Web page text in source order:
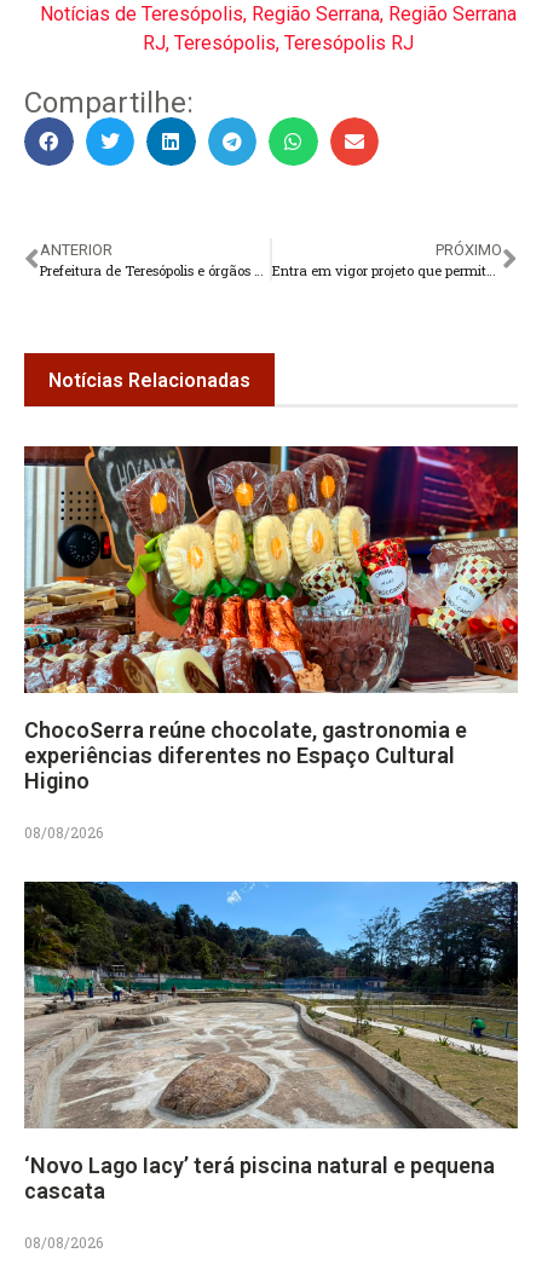
Notícias de Teresópolis, Região Serrana, Região Serrana
RJ, Teresópolis, Teresópolis RJ
Compartilhe:
ANTERIOR
Prefeitura de Teresópolis e órgãos municipais não abrem nesta segunda-feira
PRÓXIMO
Entra em vigor projeto que permite voluntariado em reformas de escolas municipais
Notícias Relacionadas
ChocoSerra reúne chocolate, gastronomia e
experiências diferentes no Espaço Cultural
Higino
08/08/2026
‘Novo Lago Iacy’ terá piscina natural e pequena
cascata
08/08/2026